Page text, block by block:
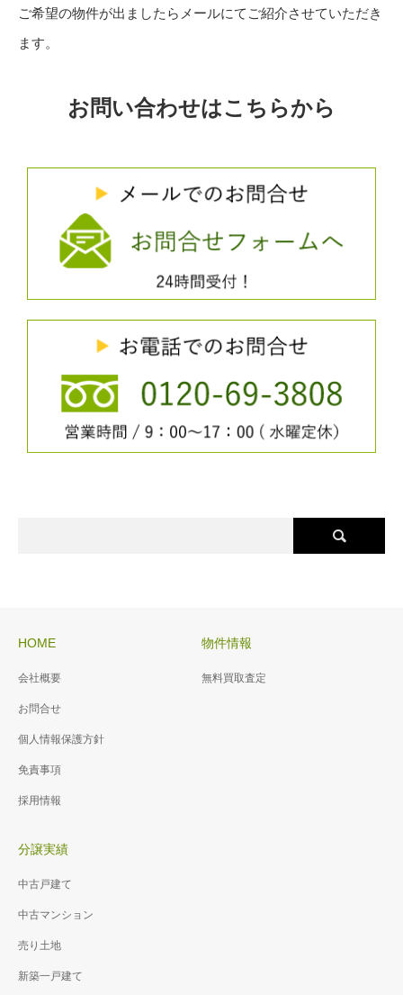
ご希望の物件が出ましたらメールにてご紹介させていただき
ます。
お問い合わせはこちらから
HOME
会社概要
お問合せ
個人情報保護方針
免責事項
採用情報
物件情報
無料買取査定
分譲実績
中古戸建て
中古マンション
売り土地
新築一戸建て